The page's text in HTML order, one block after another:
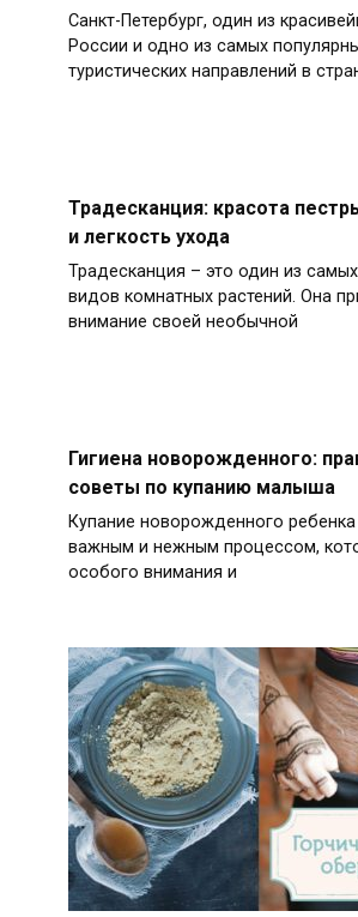
Санкт-Петербург, один из
России и одно из самых
туристических направлений в
Традесканция: красота
и легкость ухода
Традесканция – это один из
видов комнатных растений. Она
внимание своей необычной
Гигиена новорожденного:
советы по купанию малыша
Купание новорожденного ребенка
важным и нежным процессом,
особого внимания и